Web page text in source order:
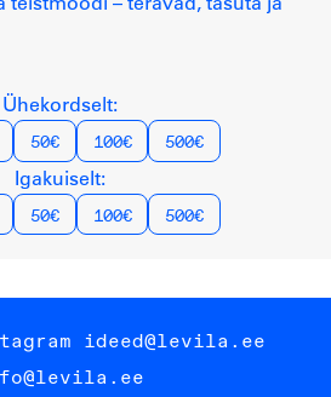
Ühekordselt:
50€ 100€ 500€
Igakuiselt:
50€ 100€ 500€
ideed@levila.ee